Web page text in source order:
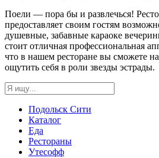
Поели — пора бы и развлечься!
предоставляет своим гостям
душевные, забавные караоке
стоит отличная профессиональная
что в нашем ресторане вы сможете
ощутить себя в роли звезды эстрады.
Подольск Сити
Каталог
Еда
Рестораны
Утесофф